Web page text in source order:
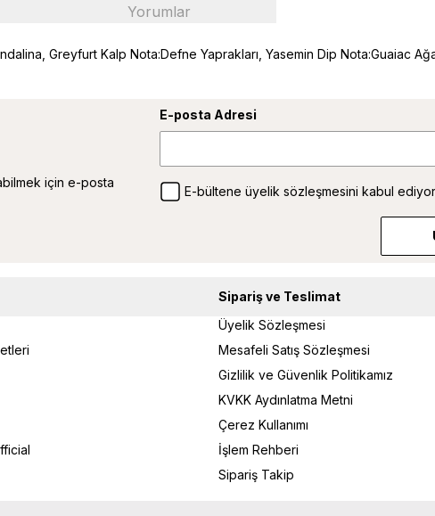
Yorumlar
Greyfurt Kalp Nota:Defne Yaprakları, Yasemin Dip Nota:Guaiac
için e-posta
E-posta Adresi
E-bültene üyelik sözleşmesini kabul
Sipariş ve Teslimat
Üyelik Sözleşmesi
Mesafeli Satış Sözleşmesi
Gizlilik ve Güvenlik Politikamız
KVKK Aydınlatma Metni
Çerez Kullanımı
İşlem Rehberi
Sipariş Takip